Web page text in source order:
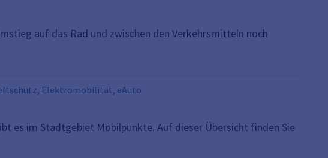
auf das Rad und zwischen den Verkehrsmitteln noch
Elektromobilität, eAuto
es im Stadtgebiet Mobilpunkte. Auf dieser Übersicht finden Sie